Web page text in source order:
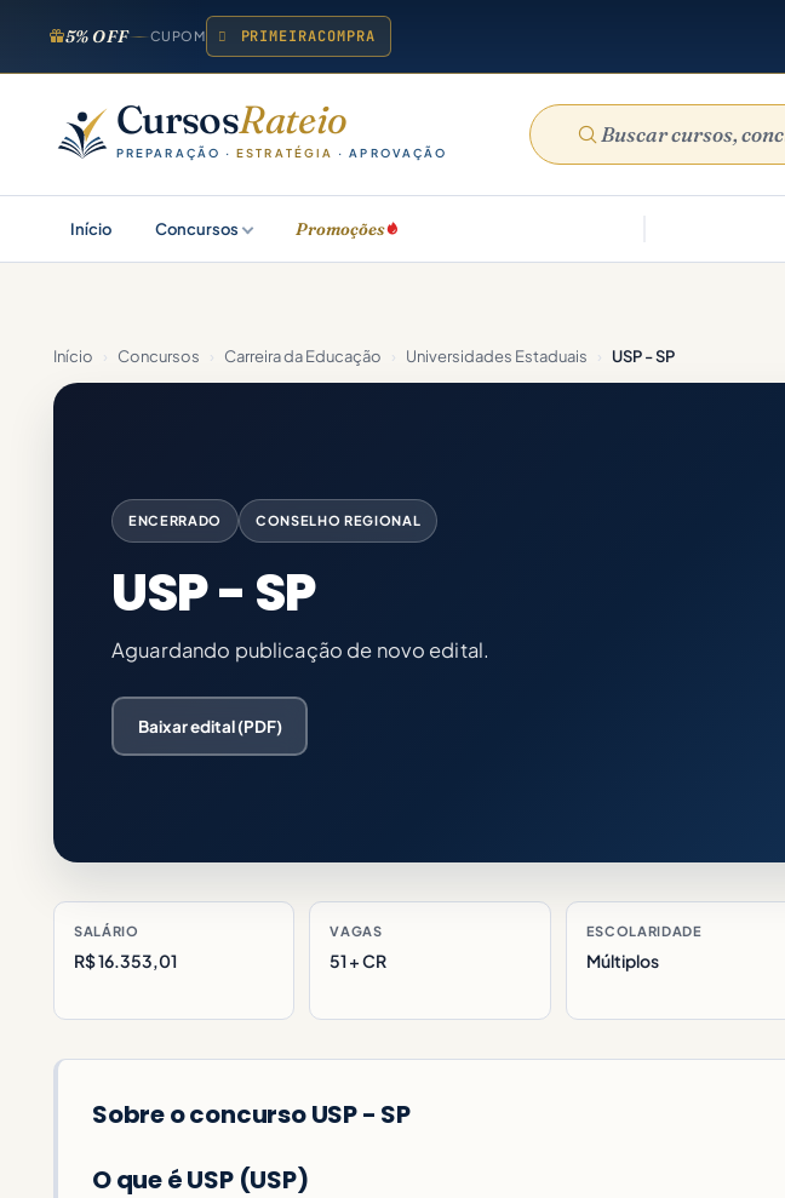
5% OFF CUPOM PRIMEIRACOMPRA
CursosRateio
PREPARAÇÃO ·ESTRATÉGIA · APROVAÇÃO
Início Concursos Promoções
Início › Concursos › Carreira da Educação › Universidades Estaduais › USP - SP
ENCERRADO CONSELHO REGIONAL
USP - SP
Aguardando publicação de novo edital.
Baixar edital (PDF)
SALÁRIO
R$ 16.353,01
VAGAS
51 + CR
ESCOLARIDADE
Múltiplos
Sobre o concurso USP - SP
O que é USP (USP)